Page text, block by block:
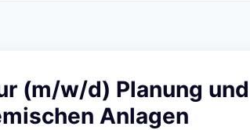
(m/w/d) Planung und
Anlagen